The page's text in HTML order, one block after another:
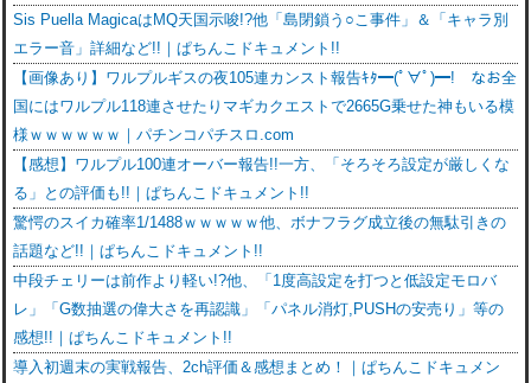
Sis Puella MagicaはMQ天国示唆!?他「島閉鎖う○こ事件」＆「キャラ別
エラー音」詳細など!!｜ぱちんこドキュメント!!
【画像あり】ワルプルギスの夜105連カンスト報告ｷﾀ━(ﾟ∀ﾟ)━! なお全
国にはワルプル118連させたりマギカクエストで2665G乗せた神もいる模
様ｗｗｗｗｗｗ｜パチンコパチスロ.com
【感想】ワルプル100連オーバー報告!!一方、「そろそろ設定が厳しくな
る」との評価も!!｜ぱちんこドキュメント!!
驚愕のスイカ確率1/1488ｗｗｗｗｗ他、ボナフラグ成立後の無駄引きの
話題など!!｜ぱちんこドキュメント!!
中段チェリーは前作より軽い!?他、「1度高設定を打つと低設定モロバ
レ」「G数抽選の偉大さを再認識」「パネル消灯,PUSHの安売り」等の
感想!!｜ぱちんこドキュメント!!
導入初週末の実戦報告、2ch評価＆感想まとめ！｜ぱちんこドキュメン